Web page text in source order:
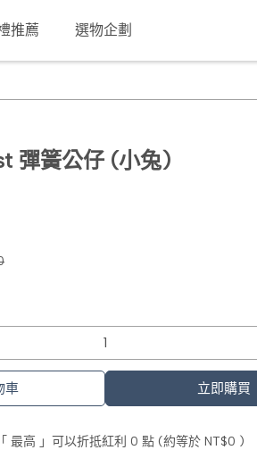
推薦 選物企劃
彈簧公仔 (小兔)
車 立即購買
最高 」可以折抵紅利 0 點 (約等於 NT$0 )